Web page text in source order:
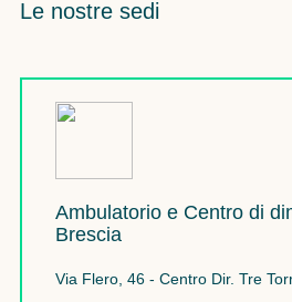
Le nostre sedi
Ambulatorio e Centro di
Brescia
Via Flero, 46 - Centro Dir. Tre